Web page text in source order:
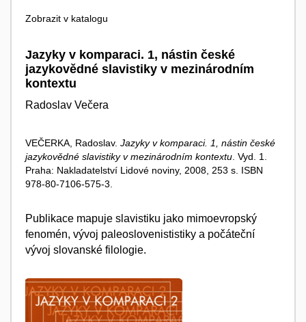
Zobrazit v katalogu
Jazyky v komparaci. 1, nástin české
jazykovědné slavistiky v mezinárodním
kontextu
Radoslav Večera
VEČERKA, Radoslav. Jazyky v komparaci. 1, nástin české
jazykovědné slavistiky v mezinárodním kontextu . Vyd. 1.
Praha: Nakladatelství Lidové noviny, 2008, 253 s. ISBN
978-80-7106-575-3.
Publikace mapuje slavistiku jako mimoevropský
fenomén, vývoj paleoslovenististiky a počáteční
vývoj slovanské filologie.